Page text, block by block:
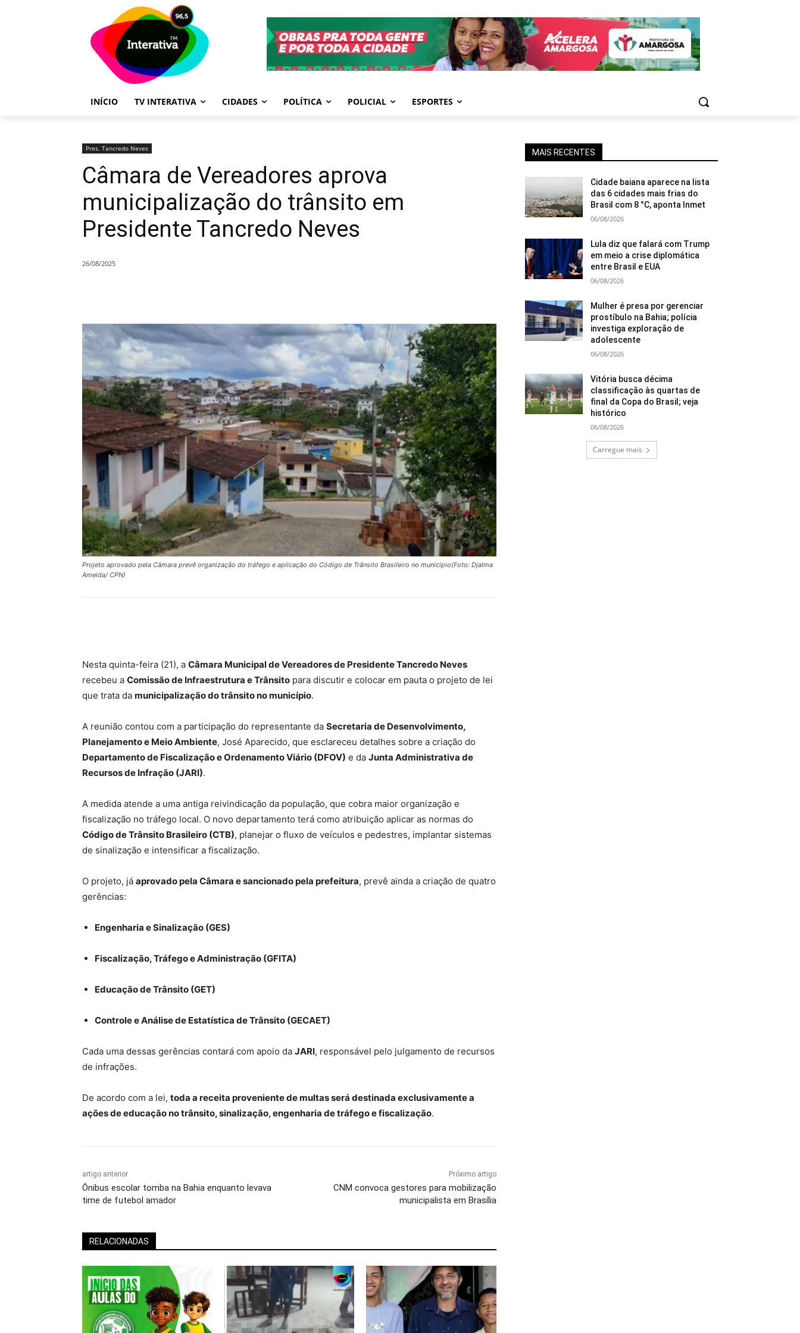
INÍCIO TV INTERATIVA CIDADES POLÍTICA POLICIAL ESPORTES
Pres. Tancredo Neves
Câmara de Vereadores aprova
municipalização do trânsito em
Presidente Tancredo Neves
26/08/2025
Projeto aprovado pela Câmara prevê organização do tráfego e aplicação do Código de Trânsito Brasileiro no município(Foto: Djalma
Ameida/ CPN)
Nesta quinta-feira (21), a Câmara Municipal de Vereadores de Presidente Tancredo Neves
recebeu a Comissão de Infraestrutura e Trânsito para discutir e colocar em pauta o projeto de lei
que trata da municipalização do trânsito no município.
A reunião contou com a participação do representante da Secretaria de Desenvolvimento,
Planejamento e Meio Ambiente, José Aparecido, que esclareceu detalhes sobre a criação do
Departamento de Fiscalização e Ordenamento Viário (DFOV) e da Junta Administrativa de
Recursos de Infração (JARI).
A medida atende a uma antiga reivindicação da população, que cobra maior organização e
fiscalização no tráfego local. O novo departamento terá como atribuição aplicar as normas do
Código de Trânsito Brasileiro (CTB), planejar o fluxo de veículos e pedestres, implantar sistemas
de sinalização e intensificar a fiscalização.
O projeto, já aprovado pela Câmara e sancionado pela prefeitura, prevê ainda a criação de quatro
gerências:
Engenharia e Sinalização (GES)
Fiscalização, Tráfego e Administração (GFITA)
Educação de Trânsito (GET)
Controle e Análise de Estatística de Trânsito (GECAET)
Cada uma dessas gerências contará com apoio da JARI, responsável pelo julgamento de recursos
de infrações.
De acordo com a lei, toda a receita proveniente de multas será destinada exclusivamente a
ações de educação no trânsito, sinalização, engenharia de tráfego e fiscalização.
artigo anterior
Ônibus escolar tomba na Bahia enquanto levava
time de futebol amador
Próximo artigo
CNM convoca gestores para mobilização
municipalista em Brasília
RELACIONADAS
MAIS RECENTES
Cidade baiana aparece na lista
das 6 cidades mais frias do
Brasil com 8 °C, aponta Inmet
06/08/2026
Lula diz que falará com Trump
em meio a crise diplomática
entre Brasil e EUA
06/08/2026
Mulher é presa por gerenciar
prostíbulo na Bahia; polícia
investiga exploração de
adolescente
06/08/2026
Vitória busca décima
classificação às quartas de
final da Copa do Brasil; veja
histórico
06/08/2026
Carregue mais